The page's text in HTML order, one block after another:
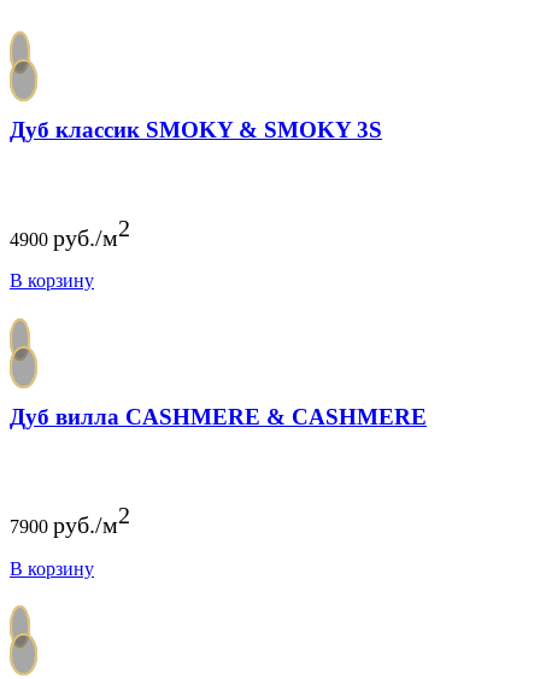
Дуб классик SMOKY & SMOKY 3S
4900 руб./м2
В корзину
Дуб вилла CASHMERE & CASHMERE
7900 руб./м2
В корзину